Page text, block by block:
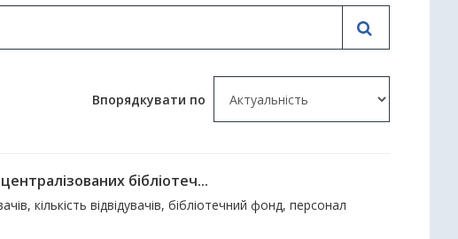
Впорядкувати по
бібліотеч...
кількість відвідувачів, бібліотечний фонд, персонал